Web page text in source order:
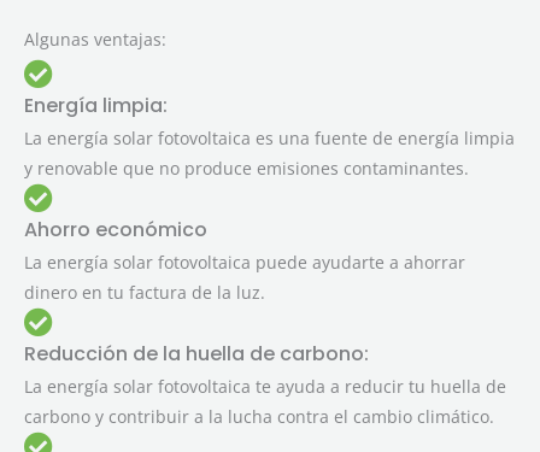
Algunas ventajas:
Energía limpia:
La energía solar fotovoltaica es una fuente de energía limpia
y renovable que no produce emisiones contaminantes.
Ahorro económico
La energía solar fotovoltaica puede ayudarte a ahorrar
dinero en tu factura de la luz.
Reducción de la huella de carbono:
La energía solar fotovoltaica te ayuda a reducir tu huella de
carbono y contribuir a la lucha contra el cambio climático.